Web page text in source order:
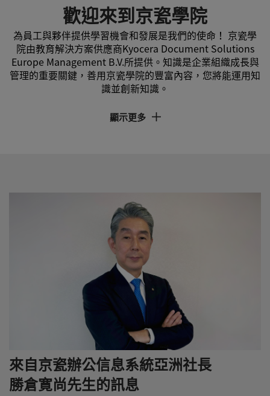
歡迎來到京瓷學院
為員工與夥伴提供學習機會和發展是我們的使命！ 京瓷學
院由教育解決方案供應商Kyocera Document Solutions
Europe Management B.V.所提供。知識是企業組織成長與
管理的重要關鍵，善用京瓷學院的豐富內容，您將能運用知
識並創新知識。
日新月異的產品、新技術以及法律規範，您需要確
保服務與銷售團隊隨時擁有最新的相關知識。
我們為全球的京瓷員工與夥伴提供了量身訂製的全
新教育服務，提供具效益與品質的教育解決方案。
透過最先進的教育內容與開發技術服務，我們能夠
提供您高品質的學習體驗。
顯示更多
來自京瓷辦公信息系統亞洲社長
勝倉寛尚先生的訊息